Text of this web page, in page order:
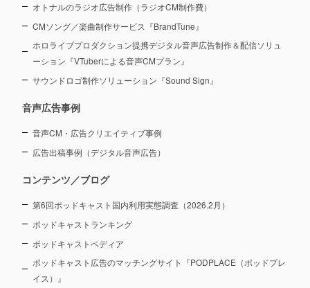
オトナルのラジオ広告制作（ラジオCM制作費）
CMソング／楽曲制作サービス『BrandTune』
ホロライブプロダクション提携デジタル音声広告制作＆配信ソリュ
ーション 『VTuberによる音声CMプラン』
サウンドロゴ制作ソリューション『Sound Sign』
音声広告事例
音声CM・広告クリエイティブ事例
広告出稿事例（デジタル音声広告）
コンテンツ／ブログ
第6回ポッドキャスト国内利用実態調査（2026.2月）
ポッドキャストランキング
ポッドキャストペディア
ポッドキャスト広告のマッチングサイト『PODPLACE（ポッドプレ
イス）』